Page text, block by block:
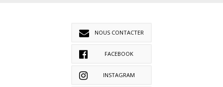
NOUS CONTACTER
FACEBOOK
INSTAGRAM